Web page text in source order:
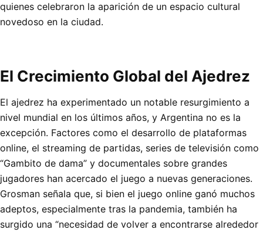
quienes celebraron la aparición de un espacio cultural
novedoso en la ciudad.
El Crecimiento Global del Ajedrez
El ajedrez ha experimentado un notable resurgimiento a
nivel mundial en los últimos años, y Argentina no es la
excepción. Factores como el desarrollo de plataformas
online, el streaming de partidas, series de televisión como
“Gambito de dama” y documentales sobre grandes
jugadores han acercado el juego a nuevas generaciones.
Grosman señala que, si bien el juego online ganó muchos
adeptos, especialmente tras la pandemia, también ha
surgido una “necesidad de volver a encontrarse alrededor